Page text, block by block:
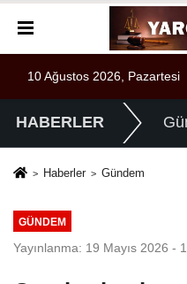
10 Ağustos 2026, Pazartesi
HABERLER
Haberler Gündem
GÜNDEM
Yayınlanma: 19 Mayıs 2026 -